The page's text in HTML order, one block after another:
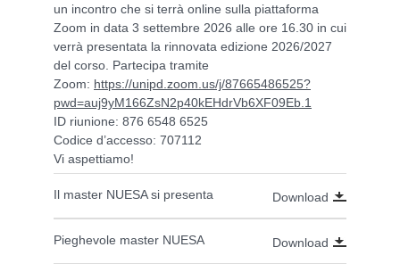
un incontro che si terrà online sulla piattaforma
Zoom in data 3 settembre 2026 alle ore 16.30 in cui
verrà presentata la rinnovata edizione 2026/2027
del corso. Partecipa tramite
Zoom: https://unipd.zoom.us/j/87665486525?
pwd=auj9yM166ZsN2p40kEHdrVb6XF09Eb.1
ID riunione: 876 6548 6525
Codice d’accesso: 707112
Vi aspettiamo!
Il master NUESA si presenta Download
Pieghevole master NUESA Download